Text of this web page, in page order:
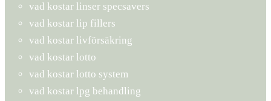
vad kostar linser specsavers
vad kostar lip fillers
vad kostar livförsäkring
vad kostar lotto
vad kostar lotto system
vad kostar lpg behandling